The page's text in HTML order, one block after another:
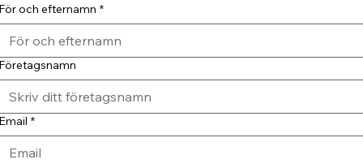
och efternamn *
*